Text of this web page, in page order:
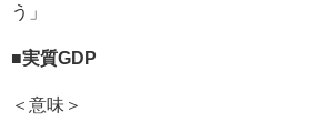
う」
■実質GDP
＜意味＞